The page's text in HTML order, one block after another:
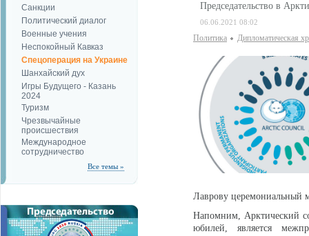
Санкции
Политический диалог
Военные учения
Неспокойный Кавказ
Спецоперация на Украине
Шанхайский дух
Игры Будущего - Казань
2024
Туризм
Чрезвычайные
происшествия
Международное
сотрудничество
Все темы »
Председательство в
06.06.2021 08:02
Политика Дипломатическая
Лаврову церемониальный
Напомним, Арктический
юбилей, является